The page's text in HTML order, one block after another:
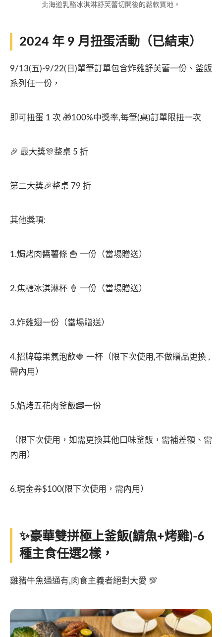
北海道乳酪冰淇淋舒芙蕾切開後的鬆軟質地。
2024 年 9 月扭蛋活動（已結束）
9/13(五)-9/22(日)單筆訂單包含炸雞舒芙蕾一份、釜飯
系列任一份，
即可扭蛋 1 次 🎁100%中獎率,每筆(桌)訂單限扭一次
🎉 最大獎🎊整桌 5 折
第二大獎🎉整桌 79 折
其他獎項:
1.焗烤肉醬薯條 🍟 一份（當場贈送）
2.焦糖冰淇淋杯 🍦 一份（當場贈送）
3.炸雞翅一份（當場贈送）
4.招牌莓果氣泡飲🍓 一杯（限下次使用,不做贈品更換 ,
需內用）
5.焰烤五花肉釜飯🥓一份
（限下次使用，如需更換其他口味釜飯，需補差額、需
內用）
6.現金券$100(限下次使用，需內用）
✨豪華雙拼極上釜飯(鯖魚+烤雞)-6
種主食任選2樣，
雞豬牛魚通通有,肉食主義者絕對大愛 💯